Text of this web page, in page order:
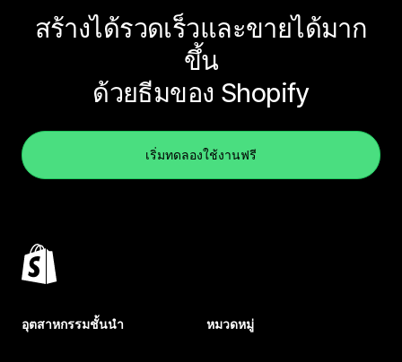
สร้างได้รวดเร็วและขายได้มาก
ขึ้น
ด้วยธีมของ Shopify
เริ่มทดลองใช้งานฟรี
อุตสาหกรรมชั้นนำ หมวดหมู่